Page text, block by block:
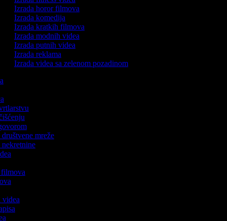
Izrada horor filmova
Izrada komedija
Izrada kratkih filmova
Izrada modnih videa
Izrada putnih videa
Izrada reklama
Izrada videa sa zelenom pozadinom
društvene mreže
nekretnine
filmova
videa